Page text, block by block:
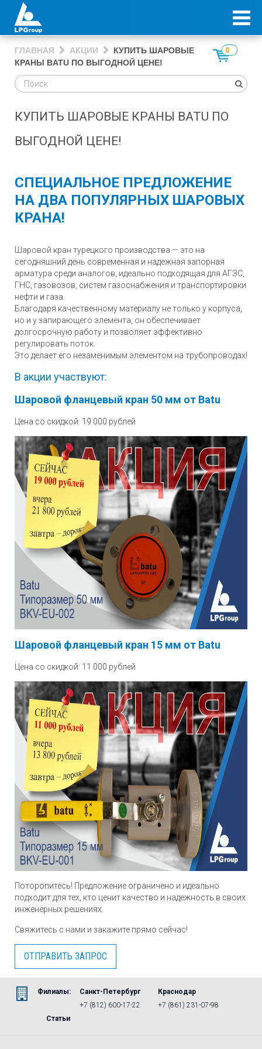
ГЛАВНАЯ АКЦИИ
КУПИТЬ ШАРОВЫЕ
КРАНЫ BATU ПО ВЫГОДНОЙ ЦЕНЕ!
0
КУПИТЬ ШАРОВЫЕ КРАНЫ BATU ПО
ВЫГОДНОЙ ЦЕНЕ!
СПЕЦИАЛЬНОЕ ПРЕДЛОЖЕНИЕ
НА ДВА ПОПУЛЯРНЫХ ШАРОВЫХ
КРАНА!
Шаровой кран турецкого производства — это на
сегодняшний день современная и надежная запорная
арматура среди аналогов, идеально подходящая для АГЗС,
ГНС, газовозов, систем газоснабжения и транспортировки
нефти и газа.
Благодаря качественному материалу не только у корпуса,
но и у запирающего элемента, он обеспечивает
долгосрочную работу и позволяет эффективно
регулировать поток.
Это делает его незаменимым элементом на трубопроводах!
В акции участвуют:
Шаровой фланцевый кран 50 мм от Batu
Цена со скидкой: 19 000 рублей
Шаровой фланцевый кран 15 мм от Batu
Цена со скидкой: 11 000 рублей
Поторопитесь! Предложение ограничено и идеально
подходит для тех, кто ценит качество и надежность в своих
инженерных решениях.
Свяжитесь с нами и закажите прямо сейчас!
ОТПРАВИТЬ ЗАПРОС
Филиалы:
Санкт-Петербург
+7 (812) 600-17-22
Краснодар
+7 (861) 231-07-98
Статьи